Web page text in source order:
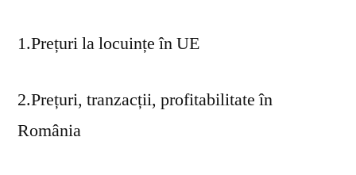
1.Prețuri la locuințe în UE
2.Prețuri, tranzacții, profitabilitate în
România